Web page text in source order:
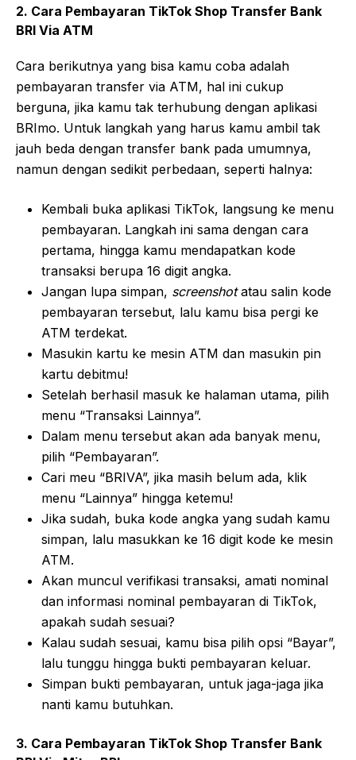
2. Cara Pembayaran TikTok Shop Transfer Bank
BRI Via ATM
Cara berikutnya yang bisa kamu coba adalah
pembayaran transfer via ATM, hal ini cukup
berguna, jika kamu tak terhubung dengan aplikasi
BRImo. Untuk langkah yang harus kamu ambil tak
jauh beda dengan transfer bank pada umumnya,
namun dengan sedikit perbedaan, seperti halnya:
Kembali buka aplikasi TikTok, langsung ke menu
pembayaran. Langkah ini sama dengan cara
pertama, hingga kamu mendapatkan kode
transaksi berupa 16 digit angka.
Jangan lupa simpan, screenshotatau salin kode
pembayaran tersebut, lalu kamu bisa pergi ke
ATM terdekat.
Masukin kartu ke mesin ATM dan masukin pin
kartu debitmu!
Setelah berhasil masuk ke halaman utama, pilih
menu “Transaksi Lainnya”.
Dalam menu tersebut akan ada banyak menu,
pilih “Pembayaran”.
Cari meu “BRIVA”, jika masih belum ada, klik
menu “Lainnya” hingga ketemu!
Jika sudah, buka kode angka yang sudah kamu
simpan, lalu masukkan ke 16 digit kode ke mesin
ATM.
Akan muncul verifikasi transaksi, amati nominal
dan informasi nominal pembayaran di TikTok,
apakah sudah sesuai?
Kalau sudah sesuai, kamu bisa pilih opsi “Bayar”,
lalu tunggu hingga bukti pembayaran keluar.
Simpan bukti pembayaran, untuk jaga-jaga jika
nanti kamu butuhkan.
3. Cara Pembayaran TikTok Shop Transfer Bank